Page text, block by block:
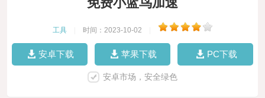
免费小蓝鸟加速
工具 时间：2023-10-02
安卓下载 苹果下载 PC下载
安卓市场，安全绿色